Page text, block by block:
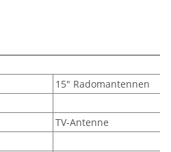
15" Radomantennen
TV-Antenne